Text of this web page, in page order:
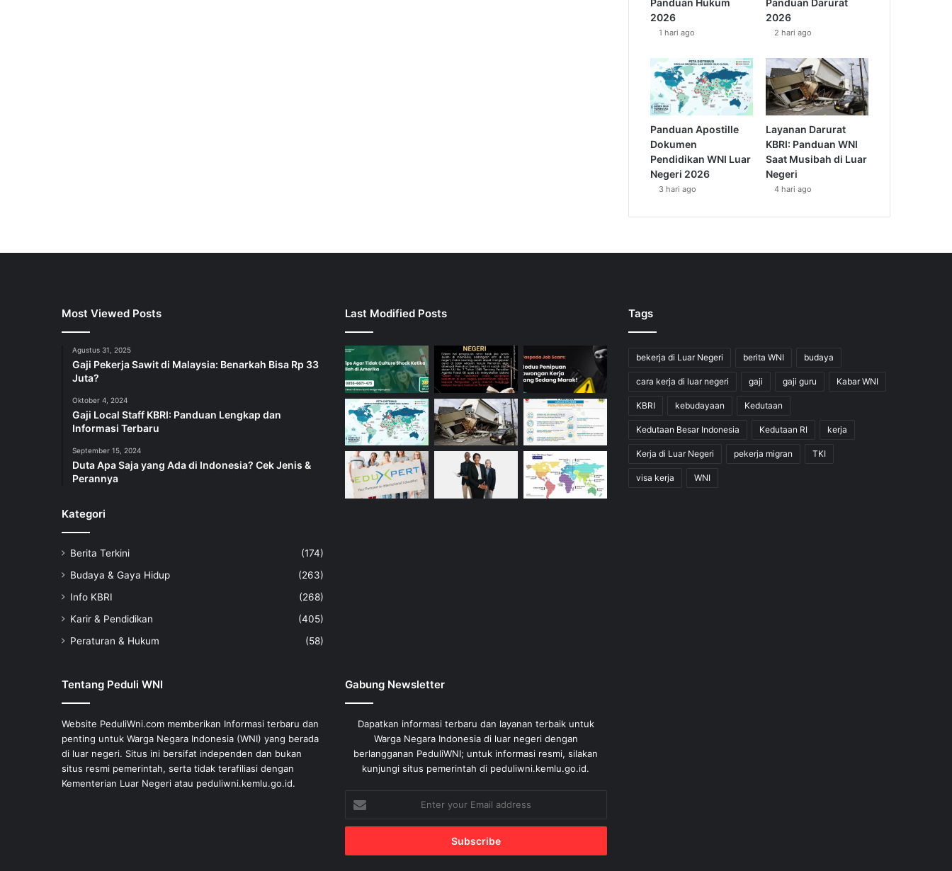
2026
1 hari ago
2026
2 hari ago
Panduan Apostille
Dokumen
Pendidikan WNI Luar
Negeri 2026
3 hari ago
Layanan Darurat
KBRI: Panduan WNI
Saat Musibah di Luar
Negeri
4 hari ago
Most Viewed Posts
Agustus 31, 2025
Gaji Pekerja Sawit di Malaysia: Benarkah Bisa Rp 33
Juta?
Oktober 4, 2024
Gaji Local Staff KBRI: Panduan Lengkap dan
Informasi Terbaru
September 15, 2024
Duta Apa Saja yang Ada di Indonesia? Cek Jenis &
Perannya
Kategori
Berita Terkini
(174)
Budaya & Gaya Hidup
(263)
Info KBRI
(268)
Karir & Pendidikan
(405)
Peraturan & Hukum
(58)
Last Modified Posts Tags
bekerja di Luar Negeri berita WNI budaya
cara kerja di luar negeri gaji gaji guru Kabar WNI
KBRI kebudayaan Kedutaan
Kedutaan Besar Indonesia Kedutaan RI kerja
Kerja di Luar Negeri pekerja migran TKI
visa kerja WNI
Tentang Peduli WNI
Website PeduliWni.com memberikan Informasi terbaru dan
penting untuk Warga Negara Indonesia (WNI) yang berada
di luar negeri. Situs ini bersifat independen dan bukan
situs resmi pemerintah, serta tidak terafiliasi dengan
Kementerian Luar Negeri atau peduliwni.kemlu.go.id.
Gabung Newsletter
Dapatkan informasi terbaru dan layanan terbaik untuk
Warga Negara Indonesia di luar negeri dengan
berlangganan PeduliWNI; untuk informasi resmi, silakan
kunjungi situs pemerintah di peduliwni.kemlu.go.id.
Enter
your
Email